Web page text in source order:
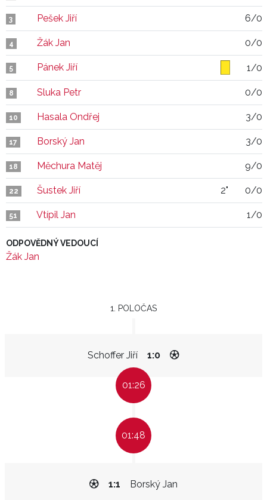
3 Pešek Jiří 6/0
4 Žák Jan 0/0
5 Pánek Jiří 1/0
8 Sluka Petr 0/0
10 Hasala Ondřej 3/0
17 Borský Jan 3/0
18 Měchura Matěj 9/0
22 Šustek Jiří 2" 0/0
51 Vtípil Jan 1/0
ODPOVĚDNÝ VEDOUCÍ
Žák Jan
1. POLOČAS
Schoffer Jiří 1:0
01:26
01:48
Borský Jan
1:1